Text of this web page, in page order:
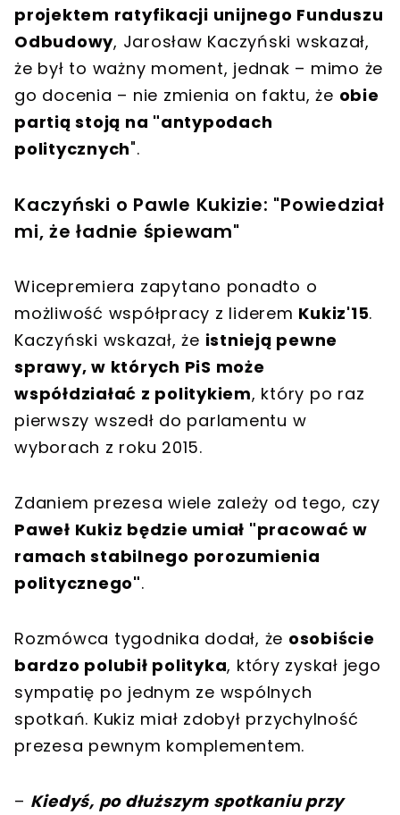
projektem ratyfikacji unijnego Funduszu
Odbudowy, Jarosław Kaczyński wskazał,
że był to ważny moment, jednak – mimo że
go docenia – nie zmienia on faktu, że obie
partią stoją na "antypodach
politycznych".
Kaczyński o Pawle Kukizie: "Powiedział
mi, że ładnie śpiewam"
Wicepremiera zapytano ponadto o
możliwość współpracy z liderem Kukiz'15.
Kaczyński wskazał, że istnieją pewne
sprawy, w których PiS może
współdziałać z politykiem, który po raz
pierwszy wszedł do parlamentu w
wyborach z roku 2015.
Zdaniem prezesa wiele zależy od tego, czy
Paweł Kukiz będzie umiał "pracować w
ramach stabilnego porozumienia
politycznego".
Rozmówca tygodnika dodał, że osobiście
bardzo polubił polityka, który zyskał jego
sympatię po jednym ze wspólnych
spotkań. Kukiz miał zdobył przychylność
prezesa pewnym komplementem.
– Kiedyś, po dłuższym spotkaniu przy